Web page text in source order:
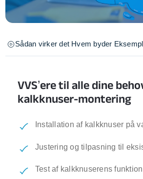
Sådan virker det Hvem byder
VVS’ere til alle dine
kalkknuser-montering
Installation af kalkknuser på
Justering og tilpasning til
Test af kalkknuserens funktion